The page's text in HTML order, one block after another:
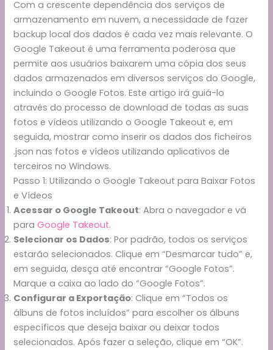
Com a crescente dependência dos serviços de
armazenamento em nuvem, a necessidade de fazer
backup local dos dados é cada vez mais relevante. O
Google Takeout é uma ferramenta poderosa que
permite aos usuários baixarem uma cópia dos seus
dados armazenados em diversos serviços do Google,
incluindo o Google Fotos. Este artigo irá guiá-lo
através do processo de download de todas as suas
fotos e vídeos utilizando o Google Takeout e, em
seguida, mostrar como inserir os dados dos ficheiros
.json nas fotos e vídeos utilizando aplicativos de
terceiros no Windows.
Passo 1: Utilizando o Google Takeout para Baixar Fotos
e Vídeos
Acessar o Google Takeout: Abra o navegador e vá
paraGoogle Takeout.
Selecionar os Dados: Por padrão, todos os serviços
estarão selecionados. Clique em “Desmarcar tudo” e,
em seguida, desça até encontrar “Google Fotos”.
Marque a caixa ao lado do “Google Fotos”.
Configurar a Exportação: Clique em “Todos os
álbuns de fotos incluídos” para escolher os álbuns
específicos que deseja baixar ou deixar todos
selecionados. Após fazer a seleção, clique em “OK”.